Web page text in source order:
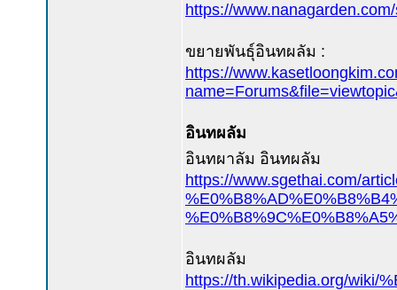
https://
ขยายพันธุ์อินทผลัม :
https://
อินทผลัม
อินทผาลัม อินทผลัม
https://www.sgethai.com/
อินทผลัม
https://th.wikipedia.org/wiki/